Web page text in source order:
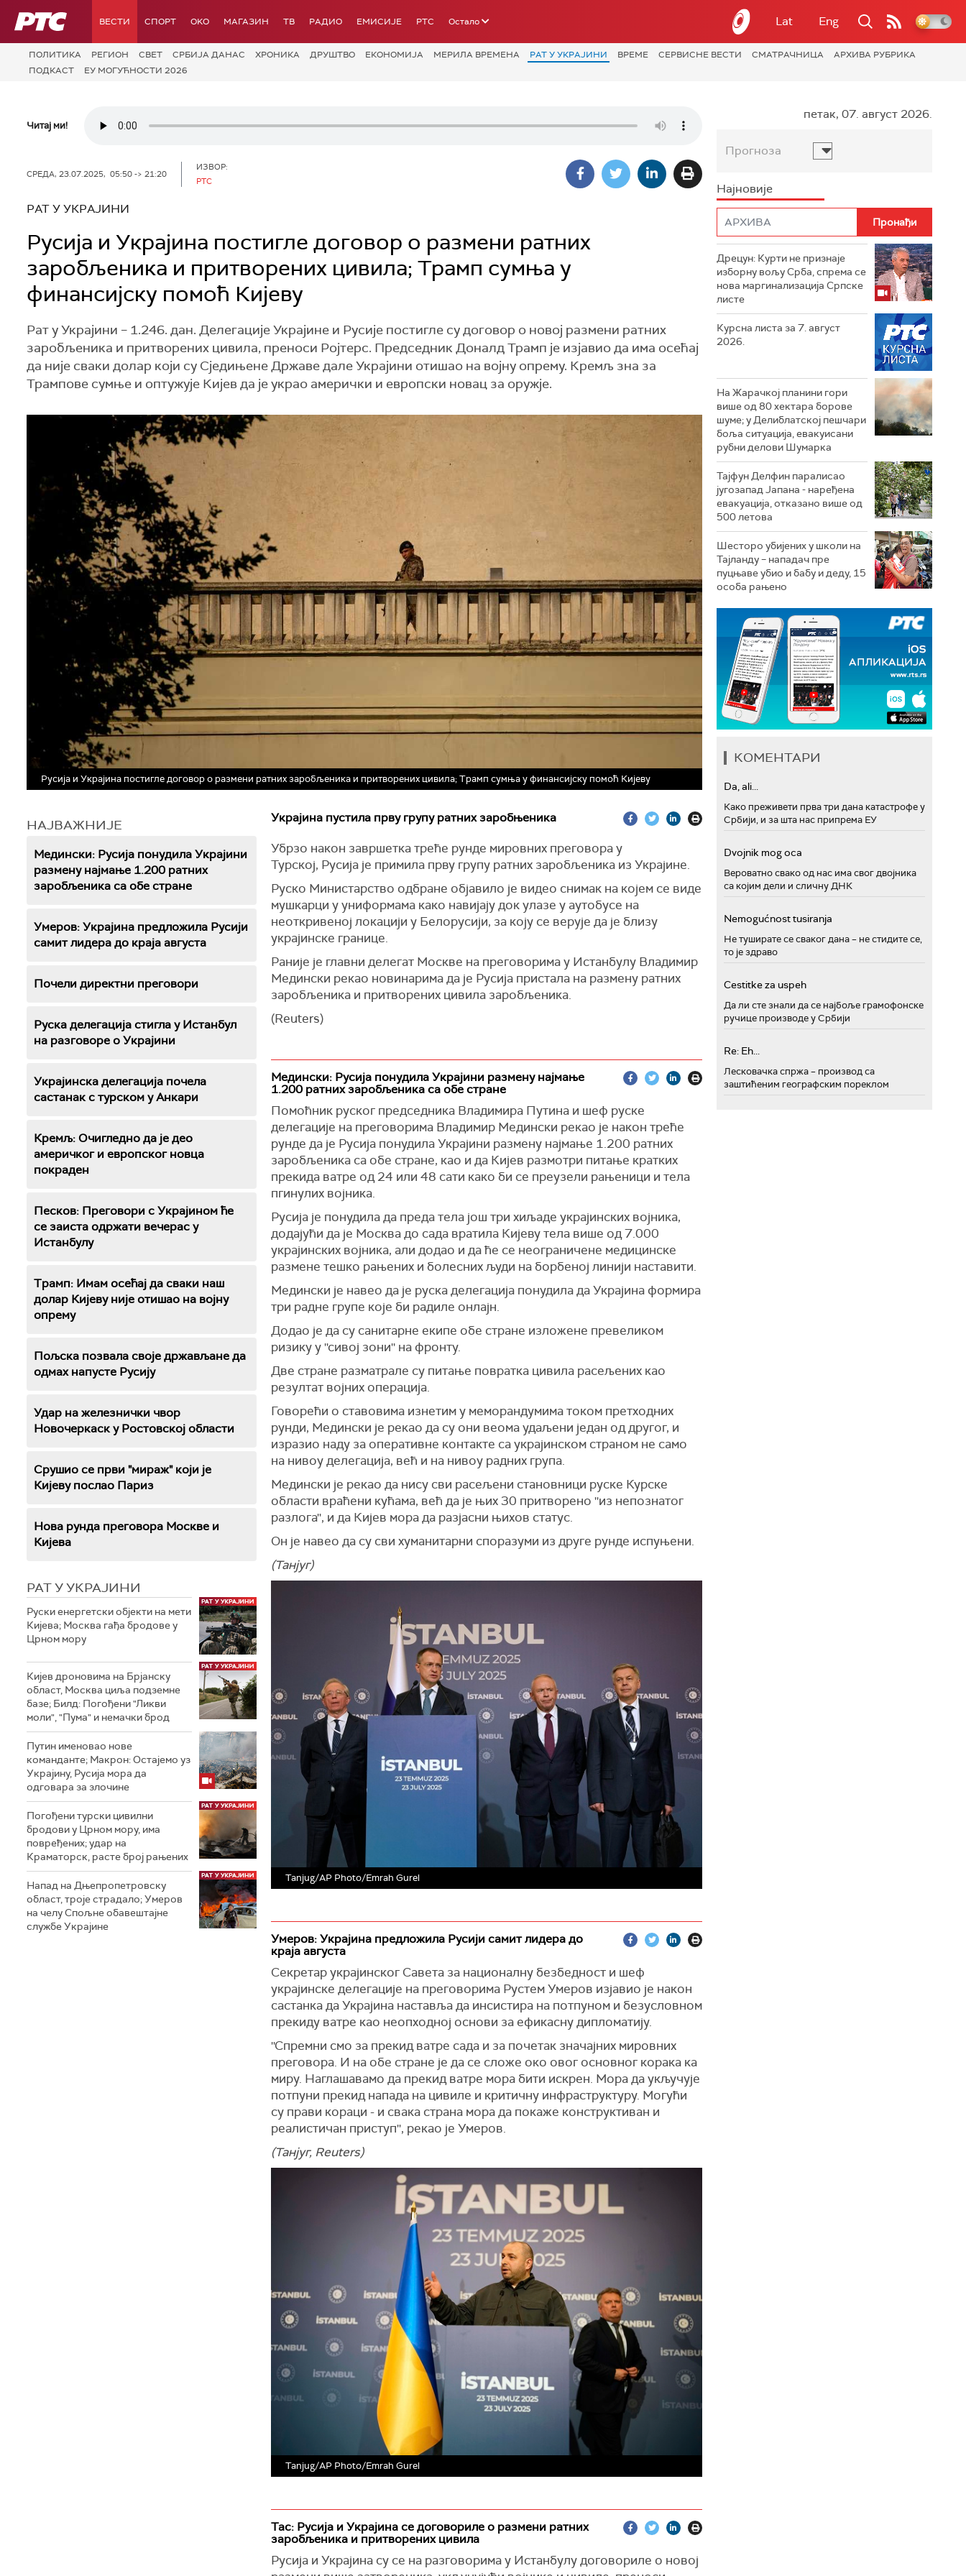
РТС ВЕСТИ СПОРТ OKO МАГАЗИН ТВ РАДИО ЕМИСИЈЕ РТС Остало Lat Eng
ПОЛИТИКА РЕГИОН СВЕТ СРБИЈА ДАНАС ХРОНИКА ДРУШТВО ЕКОНОМИЈА МЕРИЛА ВРЕМЕНА РАТ У УКРАЈИНИ ВРЕМЕ СЕРВИСНЕ ВЕСТИ СМАТРАЧНИЦА
АРХИВА РУБРИКА
ПОДКАСТ
ЕУ МОГУЋНОСТИ 2026
Читај ми!
СРЕДА, 23.07.2025, 05:50 -> 21:20
ИЗВОР:
РТС
РАТ У УКРАЈИНИ
Русија и Украјина постигле договор о размени ратних
заробљеника и притворених цивила; Трамп сумња у
финансијску помоћ Кијеву
Рат у Украјини – 1.246. дан. Делегације Украјине и Русије постигле су договор о новој размени ратних
заробљеника и притворених цивила, преноси Ројтерс. Председник Доналд Трамп је изјавио да има осећај
да није сваки долар који су Сједињене Државе дале Украјини отишао на војну опрему. Кремљ зна за
Трампове сумње и оптужује Кијев да је украо амерички и европски новац за оружје.
Русија и Украјина постигле договор о размени ратних заробљеника и притворених цивила; Трамп сумња у финансијску помоћ Кијеву
НАЈВАЖНИЈЕ
Медински: Русија понудила Украјини
размену најмање 1.200 ратних
заробљеника са обе стране
Умеров: Украјина предложила Русији
самит лидера до краја августа
Почели директни преговори
Руска делегација стигла у Истанбул
на разговоре о Украјини
Украјинска делегација почела
састанак с турском у Анкари
Кремљ: Очигледно да је део
америчког и европског новца
покраден
Песков: Преговори с Украјином ће
се заиста одржати вечерас у
Истанбулу
Трамп: Имам осећај да сваки наш
долар Кијеву није отишао на војну
опрему
Пољска позвала своје држављане да
одмах напусте Русију
Удар на железнички чвор
Новочеркаск у Ростовској области
Срушио се први "мираж" који је
Кијеву послао Париз
Нова рунда преговора Москве и
Кијева
РАТ У УКРАЈИНИ
Руски енергетски објекти на мети
Кијева; Москва гађа бродове у
Црном мору
Кијев дроновима на Брјанску
област, Москва циља подземне
базе; Билд: Погођени "Ликви
моли", "Пума" и немачки брод
Путин именовао нове
команданте; Макрон: Остајемо уз
Украјину, Русија мора да
одговара за злочине
Погођени турски цивилни
бродови у Црном мору, има
повређених; удар на
Краматорск, расте број рањених
Напад на Дњепропетровску
област, троје страдалo; Умеров
на челу Спољне обавештајне
службе Украјине
Украјина пустила прву групу ратних заробњеника
Убрзо након завршетка треће рунде мировних преговора у
Турској, Русија је примила прву групу ратних заробљеника из Украјине.
Руско Министарство одбране објавило је видео снимак на којем се виде
мушкарци у униформама како навијају док улазе у аутобусе на
неоткривеној локацији у Белорусији, за коју се верује да је близу
украјинске границе.
Раније је главни делегат Москве на преговорима у Истанбулу Владимир
Медински рекао новинарима да је Русија пристала на размену ратних
заробљеника и притворених цивила заробљеника.
(Reuters)
Медински: Русија понудила Украјини размену најмање
1.200 ратних заробљеника са обе стране
Помоћник руског председника Владимира Путина и шеф руске
делегације на преговорима Владимир Медински рекао је након треће
рунде да је Русија понудила Украјини размену најмање 1.200 ратних
заробљеника са обе стране, као и да Кијев размотри питање кратких
прекида ватре од 24 или 48 сати како би се преузели рањеници и тела
пгинулих војника.
Русија је понудила да преда тела још три хиљаде украјинских војника,
додајући да је Москва до сада вратила Кијеву тела више од 7.000
украјинских војника, али додао и да ће се неограничене медицинске
размене тешко рањених и болесних људи на борбеној линији наставити.
Медински је навео да је руска делегација понудила да Украјина формира
три радне групе које би радиле онлајн.
Додао је да су санитарне екипе обе стране изложене превеликом
ризику у ''сивој зони'' на фронту.
Две стране разматрале су питање повратка цивила расељених као
резултат војних операција.
Говорећи о ставовима изнетим у меморандумима током претходних
рунди, Медински је рекао да су они веома удаљени један од другог, и
изразио наду за оперативне контакте са украјинском страном не само
на нивоу делегација, већ и на нивоу радних група.
Медински је рекао да нису сви расељени становници руске Курске
области враћени кућама, већ да је њих 30 притворено ''из непознатог
разлога'', и да Кијев мора да разјасни њихов статус.
Он је навео да су сви хуманитарни споразуми из друге рунде испуњени.
(Танјуг)
Tanjug/AP Photo/Emrah Gurel
Умеров: Украјина предложила Русији самит лидера до
краја августа
Секретар украјинског Савета за националну безбедност и шеф
украјинске делегације на преговорима Рустем Умеров изјавио је након
састанка да Украјина наставља да инсистира на потпуном и безусловном
прекиду ватре као неопходној основи за ефикасну дипломатију.
''Спремни смо за прекид ватре сада и за почетак значајних мировних
преговора. И на обе стране је да се сложе око овог основног корака ка
миру. Наглашавамо да прекид ватре мора бити искрен. Мора да укључује
потпуни прекид напада на цивиле и критичну инфраструктуру. Могући
су прави кораци - и свака страна мора да покаже конструктиван и
реалистичан приступ'', рекао је Умеров.
(Танјуг, Reuters)
Tanjug/AP Photo/Emrah Gurel
Тас: Русија и Украјина се договориле о размени ратних
заробљеника и притворених цивила
Русија и Украјина су се на разговорима у Истанбулу договориле о новој
петак, 07. август 2026.
Прогноза
Најновије
Дрецун: Курти не признаје
изборну вољу Срба, спрема се
нова маргинализација Српске
листе
Курсна листа за 7. август
2026.
На Жарачкој планини гори
више од 80 хектара борове
шуме; у Делиблатској пешчари
боља ситуација, евакуисани
рубни делови Шумарка
Тајфун Делфин паралисао
југозапад Јапана - наређена
евакуација, отказано више од
500 летова
Шесторо убијених у школи на
Тајланду – нападач пре
пуцњаве убио и бабу и деду, 15
особа рањено
КОМЕНТАРИ
Da, ali...
Како преживети прва три дана катастрофе у
Србији, и за шта нас припрема ЕУ
Dvojnik mog oca
Вероватно свако од нас има свог двојника
са којим дели и сличну ДНК
Nemogućnost tusiranja
Не туширате се сваког дана – не стидите се,
то је здраво
Cestitke za uspeh
Да ли сте знали да се најбоље грамофонске
ручице производе у Србији
Re: Eh...
Лесковачка спржа – производ са
заштићеним географским пореклом